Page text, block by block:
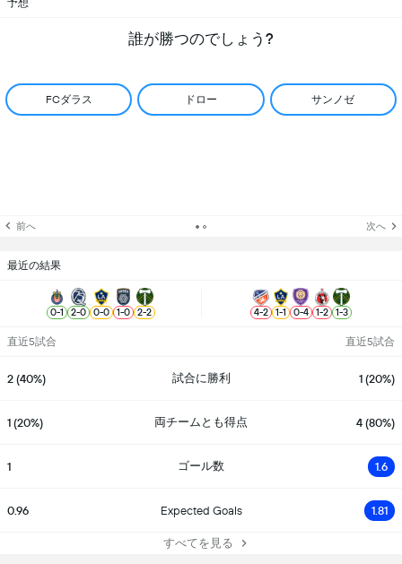
誰が勝つのでしょう?
FCダラス ドロー サンノゼ
前へ 次へ
最近の結果
0-1 2-0 0-0 1-0 2-2 4-2 1-1 0-4 1-2 1-3
直近5試合 直近5試合
2 (40%) 試合に勝利 1 (20%)
1 (20%) 両チームとも得点 4 (80%)
1 ゴール数 1.6
0.96 Expected Goals 1.81
すべてを見る